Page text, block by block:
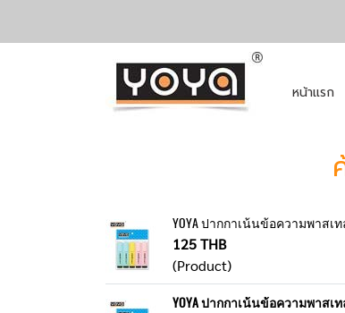
หน้าแรก
YOYA ปากกาเน้นข้อความพาสเ
125 THB
(Product)
YOYA ปากกาเน้นข้อความพาสเ